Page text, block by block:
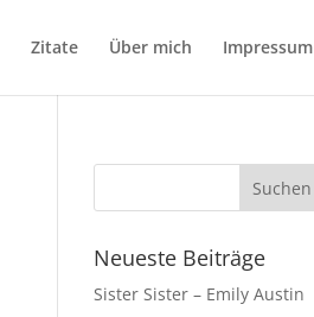
Zitate Über mich Impressum
Neueste Beiträge
Sister Sister – Emily Austin